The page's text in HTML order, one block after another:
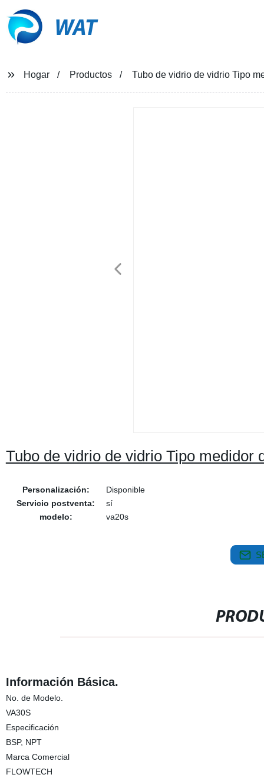
WAT
Hogar Productos Tubo de vidrio de vidrio Tipo
Tubo de vidrio de vidrio Tipo medidor
Personalización:
Disponible
Servicio postventa:
sí
modelo:
va20s
Información Básica.
No. de Modelo.
VA30S
Especificación
BSP, NPT
Marca Comercial
FLOWTECH